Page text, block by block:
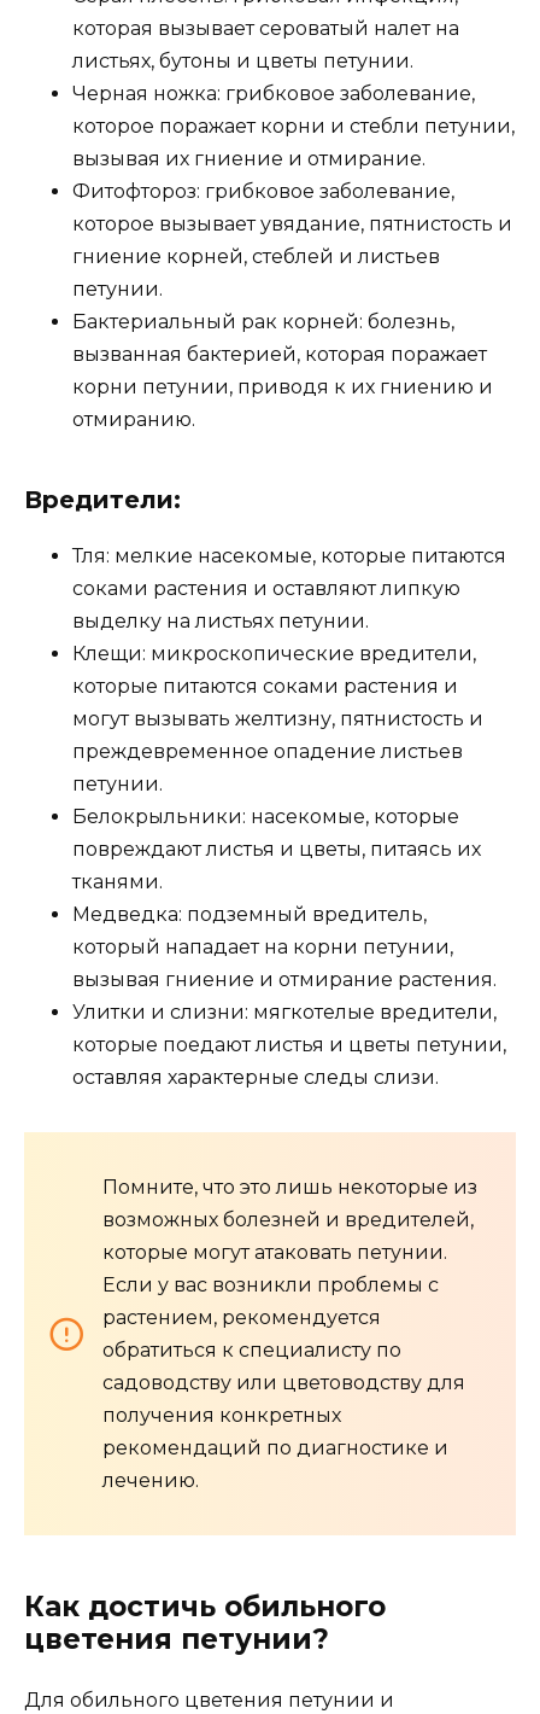
которая вызывает сероватый налет на
листьях, бутоны и цветы петунии.
Черная ножка: грибковое заболевание,
которое поражает корни и стебли петунии,
вызывая их гниение и отмирание.
Фитофтороз: грибковое заболевание,
которое вызывает увядание, пятнистость и
гниение корней, стеблей и листьев
петунии.
Бактериальный рак корней: болезнь,
вызванная бактерией, которая поражает
корни петунии, приводя к их гниению и
отмиранию.
Вредители:
Тля: мелкие насекомые, которые питаются
соками растения и оставляют липкую
выделку на листьях петунии.
Клещи: микроскопические вредители,
которые питаются соками растения и
могут вызывать желтизну, пятнистость и
преждевременное опадение листьев
петунии.
Белокрыльники: насекомые, которые
повреждают листья и цветы, питаясь их
тканями.
Медведка: подземный вредитель,
который нападает на корни петунии,
вызывая гниение и отмирание растения.
Улитки и слизни: мягкотелые вредители,
которые поедают листья и цветы петунии,
оставляя характерные следы слизи.
Помните, что это лишь некоторые из
возможных болезней и вредителей,
которые могут атаковать петунии.
Если у вас возникли проблемы с
растением, рекомендуется
обратиться к специалисту по
садоводству или цветоводству для
получения конкретных
рекомендаций по диагностике и
лечению.
Как достичь обильного
цветения петунии?
Для обильного цветения петунии и